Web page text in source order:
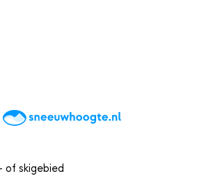
WintersportweerKaarten